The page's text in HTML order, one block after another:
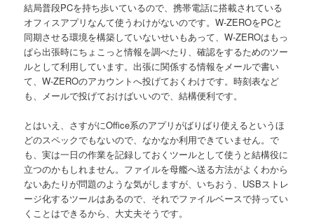
結局普段PCを持ち歩いているので、携帯電話に搭載されている
オフィスアプリなんて使うわけがないのです。W-ZEROをPCと
同期させる環境を構築していないせいもあって、W-ZEROはもっ
ぱら出張時にちょこっと情報を調べたり、確認をするためのツー
ルとして利用しています。出張に関係する情報をメールで書い
て、W-ZEROのアカウントへ投げておくわけです。時刻表など
も、メールで投げておけばいいので、結構便利です。
とはいえ、さすがにOffice系のアプリがばりばり使えるというほ
どのスペックでもないので、なかなか利用できていません。で
も、実は一日の作業を記録しておくツールとして使うと結構役に
立つのかもしれません。ファイルを母艦へ送る方法がよくわから
ないあたりが問題のような気がしますが、いちおう、USBストレ
ージ化するツールはあるので、それでファイルベースで持ってい
くことはできるから、大丈夫そうです。